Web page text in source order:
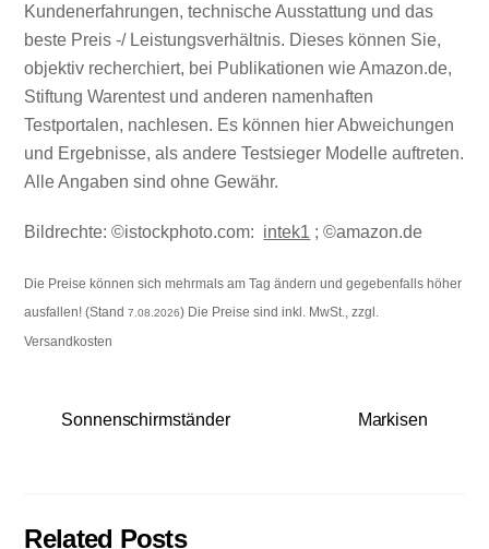
Kundenerfahrungen, technische Ausstattung und das
beste Preis -/ Leistungsverhältnis. Dieses können Sie,
objektiv recherchiert, bei Publikationen wie Amazon.de,
Stiftung Warentest und anderen namenhaften
Testportalen, nachlesen. Es können hier Abweichungen
und Ergebnisse, als andere Testsieger Modelle auftreten.
Alle Angaben sind ohne Gewähr.
Bildrechte: ©istockphoto.com: intek1 ; ©amazon.de
Die Preise können sich mehrmals am Tag ändern und gegebenfalls höher
ausfallen! (Stand7.08.2026) Die Preise sind inkl. MwSt., zzgl.
Versandkosten
Sonnenschirmständer Markisen
Related Posts